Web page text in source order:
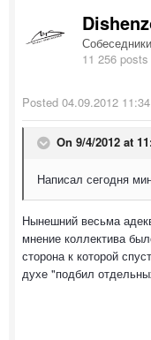
Собеседники
11 256 posts
Posted 04.09.2012 11:34
On 9/4/2012 at
Написал сегодня
Нынешний весьма
мнение коллектива
сторона к которой
духе "подбил